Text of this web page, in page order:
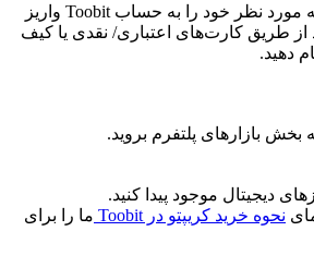
3. واریز سرمایه: سرمایه مورد نظر خود را به حساب Toobit واریز
از طریق کارت‌های اعتباری/ نقدی یا کیف
دهید.
بازارهای پلتفرم بروید.
نحوه خرید کریپتو در Toobit
ما را برای